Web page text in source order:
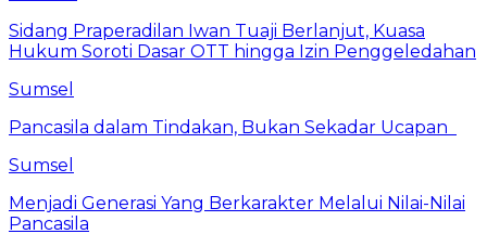
Sidang Praperadilan Iwan Tuaji Berlanjut, Kuasa
Hukum Soroti Dasar OTT hingga Izin Penggeledahan
Sumsel
Pancasila dalam Tindakan, Bukan Sekadar Ucapan
Sumsel
Menjadi Generasi Yang Berkarakter Melalui Nilai-Nilai
Pancasila